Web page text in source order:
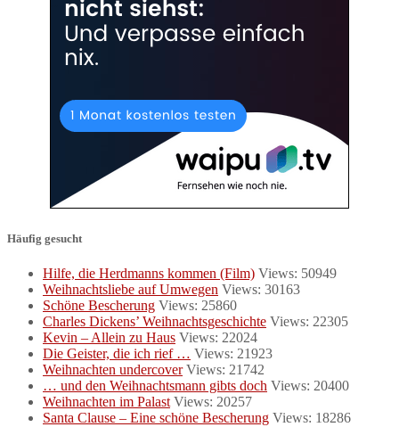
Häufig gesucht
Hilfe, die Herdmanns kommen (Film) Views: 50949
Weihnachtsliebe auf Umwegen Views: 30163
Schöne Bescherung Views: 25860
Charles Dickens’ Weihnachtsgeschichte Views: 22305
Kevin – Allein zu Haus Views: 22024
Die Geister, die ich rief … Views: 21923
Weihnachten undercover Views: 21742
… und den Weihnachtsmann gibts doch Views: 20400
Weihnachten im Palast Views: 20257
Santa Clause – Eine schöne Bescherung Views: 18286